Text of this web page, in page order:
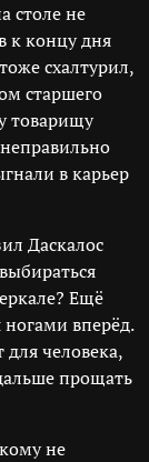
столе не
к концу дня
схалтурил,
старшего
товарищу
в карьер
Даскалос
Ещё
ногами вперёд.
человека,
прощать
не